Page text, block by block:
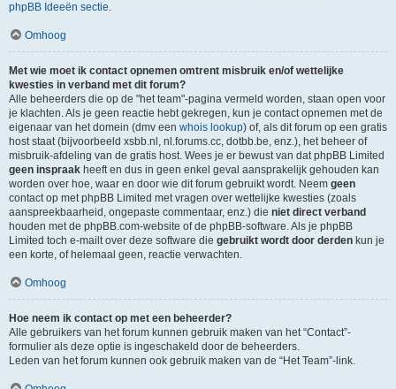
phpBB Ideeën sectie.
Omhoog
Met wie moet ik contact opnemen omtrent misbruik en/of wettelijke
kwesties in verband met dit forum?
Alle beheerders die op de "het team"-pagina vermeld worden, staan open voor
je klachten. Als je geen reactie hebt gekregen, kun je contact opnemen met de
eigenaar van het domein (dmv een whois lookup) of, als dit forum op een gratis
host staat (bijvoorbeeld xsbb.nl, nl.forums.cc, dotbb.be, enz.), het beheer of
misbruik-afdeling van de gratis host. Wees je er bewust van dat phpBB Limited
geen inspraak heeft en dus in geen enkel geval aansprakelijk gehouden kan
worden over hoe, waar en door wie dit forum gebruikt wordt. Neem geen
contact op met phpBB Limited met vragen over wettelijke kwesties (zoals
aanspreekbaarheid, ongepaste commentaar, enz.) die niet direct verband
houden met de phpBB.com-website of de phpBB-software. Als je phpBB
Limited toch e-mailt over deze software die gebruikt wordt door derden kun je
een korte, of helemaal geen, reactie verwachten.
Omhoog
Hoe neem ik contact op met een beheerder?
Alle gebruikers van het forum kunnen gebruik maken van het “Contact”-
formulier als deze optie is ingeschakeld door de beheerders.
Leden van het forum kunnen ook gebruik maken van de “Het Team”-link.